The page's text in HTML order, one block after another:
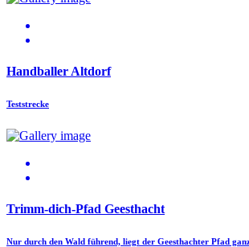
Handballer Altdorf
Teststrecke
Trimm-dich-Pfad Geesthacht
Nur durch den Wald führend, liegt der Geesthachter Pfad